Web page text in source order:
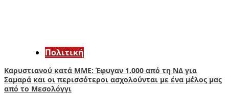
Πολιτική
Καρυστιανού κατά ΜΜΕ: Έφυγαν 1.000 από τη ΝΔ για
Σαμαρά και οι περισσότεροι ασχολούνται με ένα μέλος μας
από το Μεσολόγγι